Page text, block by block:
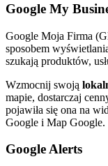
Google My
Google Moja Firma
sposobem
szukają produktów,
Wzmocnij swoją
mapie, dostarczaj
pojawiła się ona na
Google i Map Google.
Google Alerts